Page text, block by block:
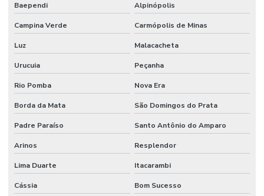
Baependi Alpinópolis
Campina Verde Carmópolis de Minas
Luz Malacacheta
Urucuia Peçanha
Rio Pomba Nova Era
Borda da Mata São Domingos do Prata
Padre Paraíso Santo Antônio do Amparo
Arinos Resplendor
Lima Duarte Itacarambi
Cássia Bom Sucesso